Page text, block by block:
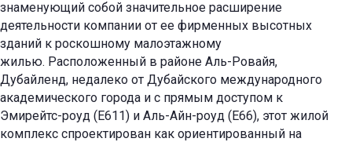
знаменующий собой значительное расширение
деятельности компании от ее фирменных высотных
зданий к роскошному малоэтажному
жилью. Расположенный в районе Аль-Ровайя,
Дубайленд, недалеко от Дубайского международного
академического города и с прямым доступом к
Эмирейтс-роуд (E611) и Аль-Айн-роуд (E66), этот жилой
комплекс спроектирован как ориентированный на